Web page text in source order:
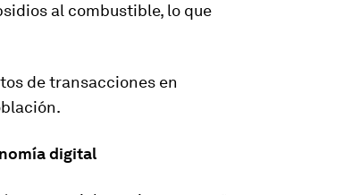
al combustible, lo que
de transacciones en
digital